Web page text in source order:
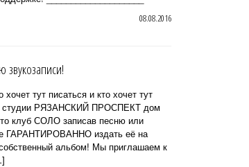
08.08.2016
тут писаться и кто хочет тут
РЯЗАНСКИЙ ПРОСПЕКТ дом
клуб СОЛО записав песню или
ГАРАНТИРОВАННО издать её на
альбом! Мы приглашаем к